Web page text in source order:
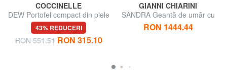
COCCINELLE
DEW Portofel compact din piele
43% REDUCERI
RON 551.51 RON 315.10
GIANNI CHIARINI
SANDRA Geantă de umăr cu
curea de umăr, din piele
RON 1444.44